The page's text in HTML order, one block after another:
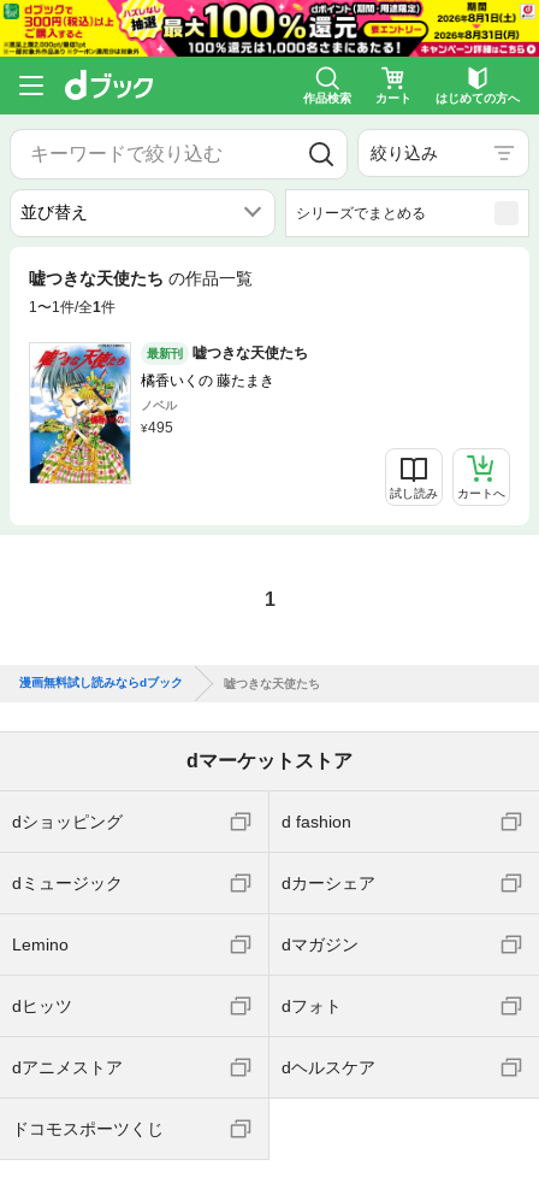
作品検索 カート はじめての方へ
絞り込み
シリーズでまとめる
嘘つきな天使たち の作品一覧
1〜1件/全1件
最新刊
嘘つきな天使たち
橘香いくの 藤たまき
ノベル
495
試し読み カートへ
1
漫画無料試し読みならdブック 嘘つきな天使たち
dマーケットストア
dショッピング d fashion
dミュージック dカーシェア
Lemino dマガジン
dヒッツ dフォト
dアニメストア dヘルスケア
ドコモスポーツくじ